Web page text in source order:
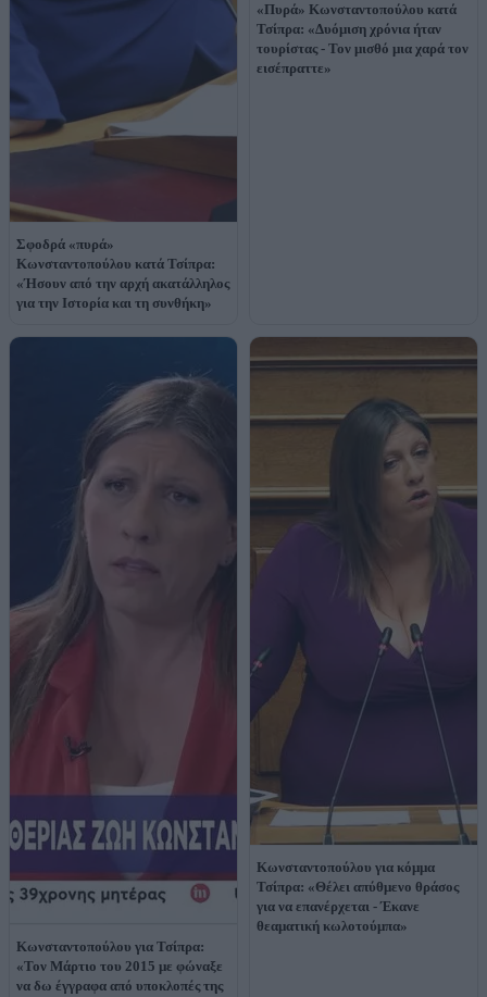
Σφοδρά «πυρά»
Κωνσταντοπούλου κατά Τσίπρα:
«Ήσουν από την αρχή ακατάλληλος
για την Ιστορία και τη συνθήκη»
«Πυρά» Κωνσταντοπούλου κατά
Τσίπρα: «Δυόμιση χρόνια ήταν
τουρίστας - Τον μισθό μια χαρά τον
εισέπραττε»
Κωνσταντοπούλου για Τσίπρα:
«Τον Μάρτιο του 2015 με φώναξε
να δω έγγραφα από υποκλοπές της
Κωνσταντοπούλου για κόμμα
Τσίπρα: «Θέλει απύθμενο θράσος
για να επανέρχεται - Έκανε
θεαματική κωλοτούμπα»